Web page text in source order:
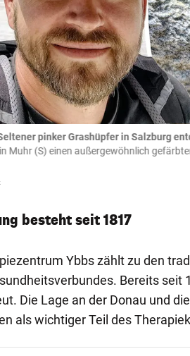
pinker Grashüpfer in Salzburg
Muhr (S) einen außergewöhnlich
besteht seit 1817
Ybbs zählt zu den
Bereits seit
Die Lage an der Donau und
als wichtiger Teil des